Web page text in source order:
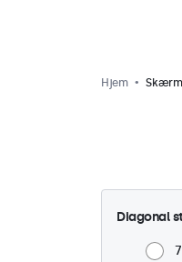
Hjem
Diagonal